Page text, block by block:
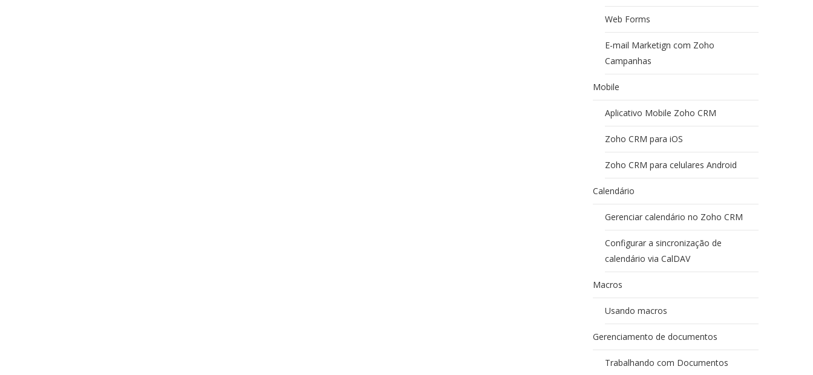
Web Forms
E-mail Marketign com Zoho
Campanhas
Mobile
Aplicativo Mobile Zoho CRM
Zoho CRM para iOS
Zoho CRM para celulares Android
Calendário
Gerenciar calendário no Zoho CRM
Configurar a sincronização de
calendário via CalDAV
Macros
Usando macros
Gerenciamento de documentos
Trabalhando com Documentos